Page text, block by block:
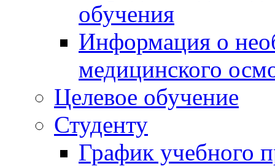
обучения
Информация о
медицинского
Целевое обучение
Студенту
График учебного